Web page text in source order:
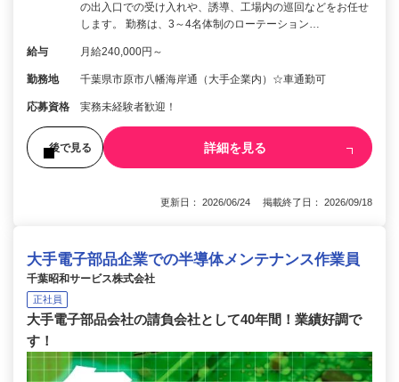
の出入口での受け入れや、誘導、工場内の巡回などをお任せ
します。 勤務は、3～4名体制のローテーション…
給与 月給240,000円～
勤務地 千葉県市原市八幡海岸通（大手企業内）☆車通勤可
応募資格 実務未経験者歓迎！
後で見る 詳細を見る
更新日： 2026/06/24 掲載終了日： 2026/09/18
大手電子部品企業での半導体メンテナンス作業員
千葉昭和サービス株式会社
正社員
大手電子部品会社の請負会社として40年間！業績好調で
す！